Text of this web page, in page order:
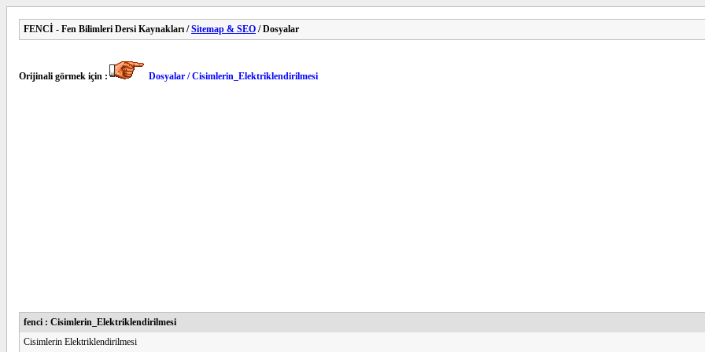
FENCİ - Fen Bilimleri Dersi Kaynakları /Sitemap & SEO / Dosyalar
Orijinali görmek için : Dosyalar / Cisimlerin_Elektriklendirilmesi
fenci : Cisimlerin_Elektriklendirilmesi
Cisimlerin Elektriklendirilmesi